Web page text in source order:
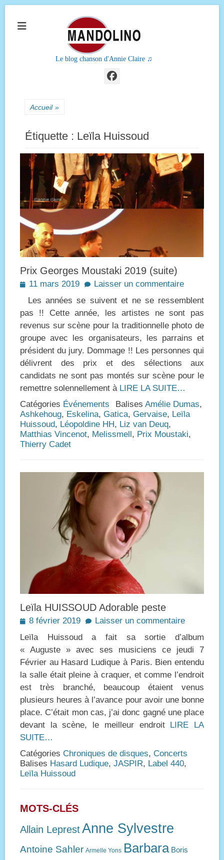
Le blog chanson d'Annie Claire ♫
Facebook
Accueil »
Étiquette : Leïla Huissoud
Prix Georges Moustaki 2019 (suite)
Posted
11 mars 2019
Laisser un commentaire
Les années se suivent et ne se ressemblent
pas !! Cette année, les artistes ne sont pas
revenus sur scène pour la traditionnelle photo de
groupe avec les organisateurs, les parrains et
président du jury. Dommage !! Les personnes qui
délivrent des prix et des sélections aux
candidats ne sont pas montés sur scène pour le
remettre solennellement à LIRE LA SUITE…
Catégories Événements Balises Amélie Dumas,
Ashkehoug, Eskelina, Gatica, Gervaise, Leïla
Huissoud, Léopoldine HH, Liz van Deuq,
Matthias Vincenot, Melissmell, Prix Moustaki,
Thierry Cadet
Leïla HUISSOUD Adorable peste
Posted
8 février 2019
Laisser un commentaire
Leïla Huissoud a fait sa sortie d’album
« Auguste » avec ses musiciens ce jeudi 7
Février au Hasard Ludique à Paris. Bien entendu
la salle était pleine à craquer, et comme l’endroit
est très branché, beaucoup étaient venus
plusieurs heures à l’avance pour avoir une bonne
place. C’était mon cas, j’ai donc gagné une place
devant la scène, le meilleur endroit
LIRE LA
SUITE…
Catégories Chroniques de disques, Concerts
Balises Hasard Ludique, JASPIR, Label 440,
Leïla Huissoud
MOTS-CLÉS
Allain LeprestAnne Sylvestre
Antoine Sahler Armelle Yons Barbara Boris